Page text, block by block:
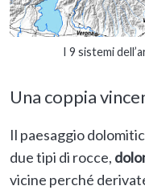
I 9 sistemi
Una coppia
Il paesaggio
due tipi di rocce,
vicine perché